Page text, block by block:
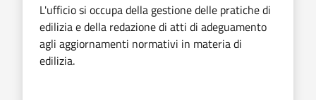
L'ufficio si occupa della gestione delle pratiche di
edilizia e della redazione di atti di adeguamento
agli aggiornamenti normativi in materia di
edilizia.